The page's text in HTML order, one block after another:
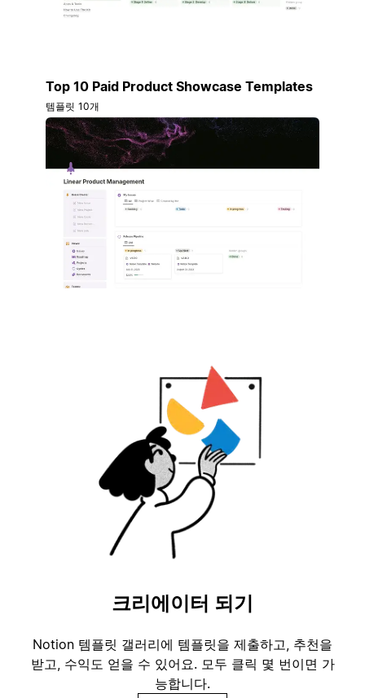
Top 10 Paid Product Showcase Templates
템플릿 10개
크리에이터 되기
Notion 템플릿 갤러리에 템플릿을 제출하고, 추천을
받고, 수익도 얻을 수 있어요. 모두 클릭 몇 번이면 가
능합니다.